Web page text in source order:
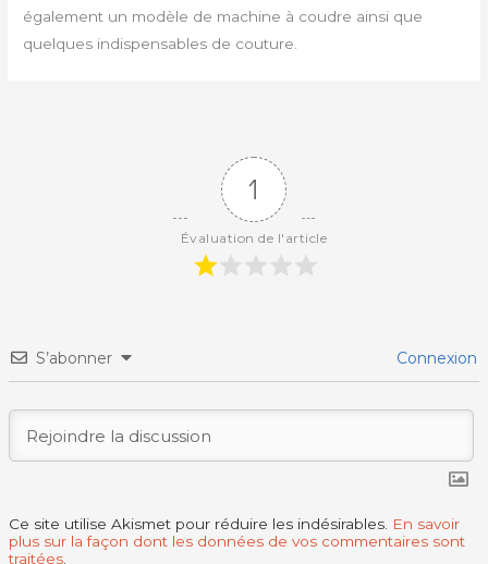
également un modèle de machine à coudre ainsi que
quelques indispensables de couture.
1
Évaluation de l'article
S’abonner Connexion
Ce site utilise Akismet pour réduire les indésirables. En savoir
plus sur la façon dont les données de vos commentaires sont
traitées